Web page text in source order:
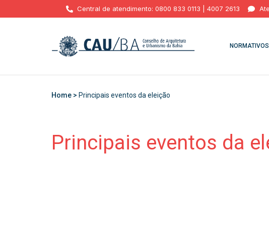
Central de atendimento: 0800 833 0113 | 4007 2613
NORMATIVOS
Home > Principais eventos da eleição
Principais eventos da